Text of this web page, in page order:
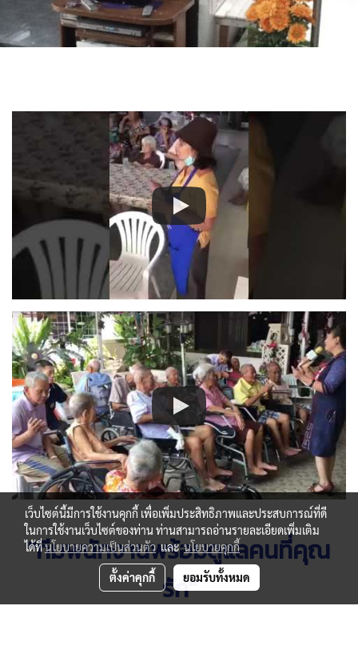
"ทีมพนักงานพร้อมดูแลคนที่คุณ
รัก"
เว็บไซต์นี้มีการใช้งานคุกกี้ เพื่อเพิ่มประสิทธิภาพและประสบการณ์ที่ดี
ในการใช้งานเว็บไซต์ของท่าน ท่านสามารถอ่านรายละเอียดเพิ่มเติม
ได้ที่นโยบายความเป็นส่วนตัวและนโยบายคุกกี้
ตั้งค่าคุกกี้ ยอมรับทั้งหมด